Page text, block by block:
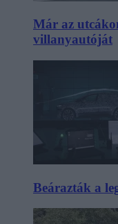
Már az
villanyautóját
Beárazták a